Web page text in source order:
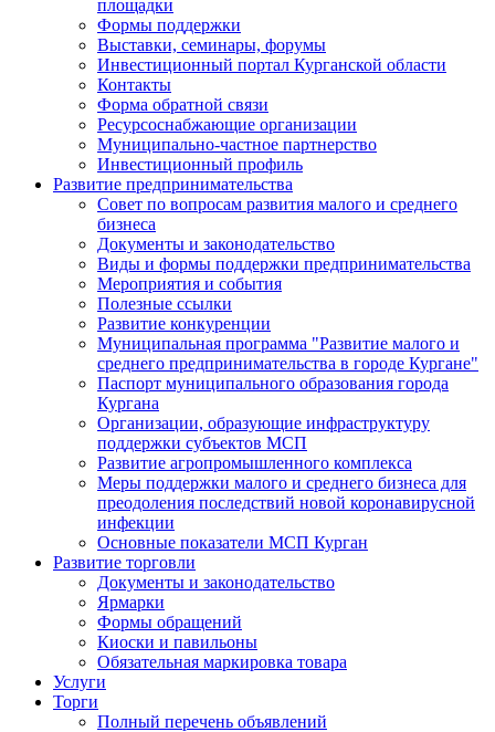
площадки
Формы поддержки
Выставки, семинары, форумы
Инвестиционный портал Курганской области
Контакты
Форма обратной связи
Ресурсоснабжающие организации
Муниципально-частное партнерство
Инвестиционный профиль
Развитие предпринимательства
Совет по вопросам развития малого и среднего
бизнеса
Документы и законодательство
Виды и формы поддержки предпринимательства
Мероприятия и события
Полезные ссылки
Развитие конкуренции
Муниципальная программа "Развитие малого и
среднего предпринимательства в городе Кургане"
Паспорт муниципального образования города
Кургана
Организации, образующие инфраструктуру
поддержки субъектов МСП
Развитие агропромышленного комплекса
Меры поддержки малого и среднего бизнеса для
преодоления последствий новой коронавирусной
инфекции
Основные показатели МСП Курган
Развитие торговли
Документы и законодательство
Ярмарки
Формы обращений
Киоски и павильоны
Обязательная маркировка товара
Услуги
Торги
Полный перечень объявлений